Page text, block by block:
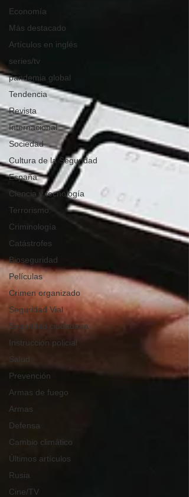
Economía
Más destacado
Artículos en inglés
series/tv
pandemia global
Tendencia
Revista
Internacional
Sociedad
Cultura de la Seguridad
España
Ciencia y tecnología
Terrorismo
Criminología
Catástrofes
Bioseguridad
Películas
Crimen organizado
Seguridad Vial
Seguridad ciudadana
Instrucción policial
Salud
Prevención
Armas de fuego
Armas
Defensa
Cambio climático
Últimos artículos
Rusia
Cine/TV